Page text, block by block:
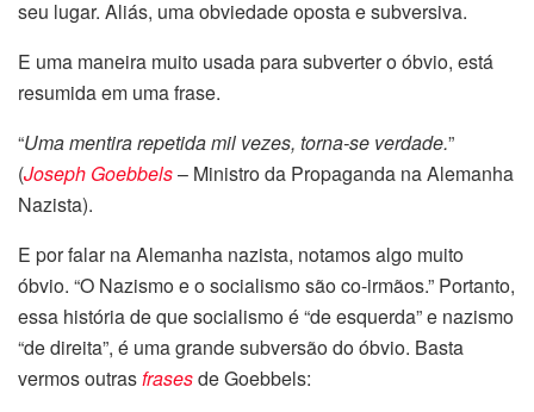
seu lugar. Aliás, uma obviedade oposta e subversiva.
E uma maneira muito usada para subverter o óbvio, está
resumida em uma frase.
“Uma mentira repetida mil vezes, torna-se verdade.”
(Joseph Goebbels– Ministro da Propaganda na Alemanha
Nazista).
E por falar na Alemanha nazista, notamos algo muito
óbvio. “O Nazismo e o socialismo são co-irmãos.” Portanto,
essa história de que socialismo é “de esquerda” e nazismo
“de direita”, é uma grande subversão do óbvio. Basta
vermos outrasfrasesde Goebbels: